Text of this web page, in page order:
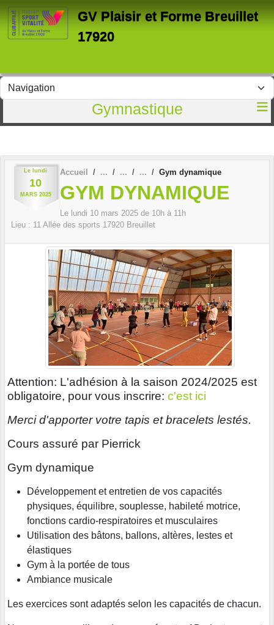
GV Plaisir et Forme Breuillet
17920
Gymnastique
Le lundi
10
MARS 2025
Accueil Gym dynamique
GYM DYNAMIQUE
Le lundi 10 mars 2025 de 10h à 11h
Lieu : 11 Allée des sports 17920 Breuillet
Attention: L'adhésion à la saison 2024/2025 est
obligatoire, pour vous inscrire: c'est ici
Merci d'apporter votre tapis et bracelets lestés.
Cours assuré par Pierrick
Gym dynamique
Développement et entretien de vos capacités
physiques, équilibre, souplesse, habileté motrice,
fonctions cardio-respiratoires et musculaires
Utilisation des bâtons, ballons, altères, lestes et
élastiques
Gym à la portée de tous
Ambiance musicale
Les exercices sont adaptés selon les capacités de chacun.
Panneau de gestion des cookies